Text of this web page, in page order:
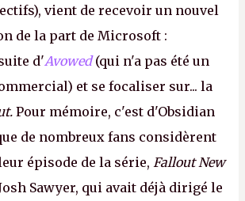
vient de recevoir un nouvel
de la part de Microsoft :
d'Avowed(qui n'a pas été un
et se focaliser sur... la
Pour mémoire, c'est d'Obsidian
de nombreux fans considèrent
épisode de la série, Fallout New
Sawyer, qui avait déjà dirigé le